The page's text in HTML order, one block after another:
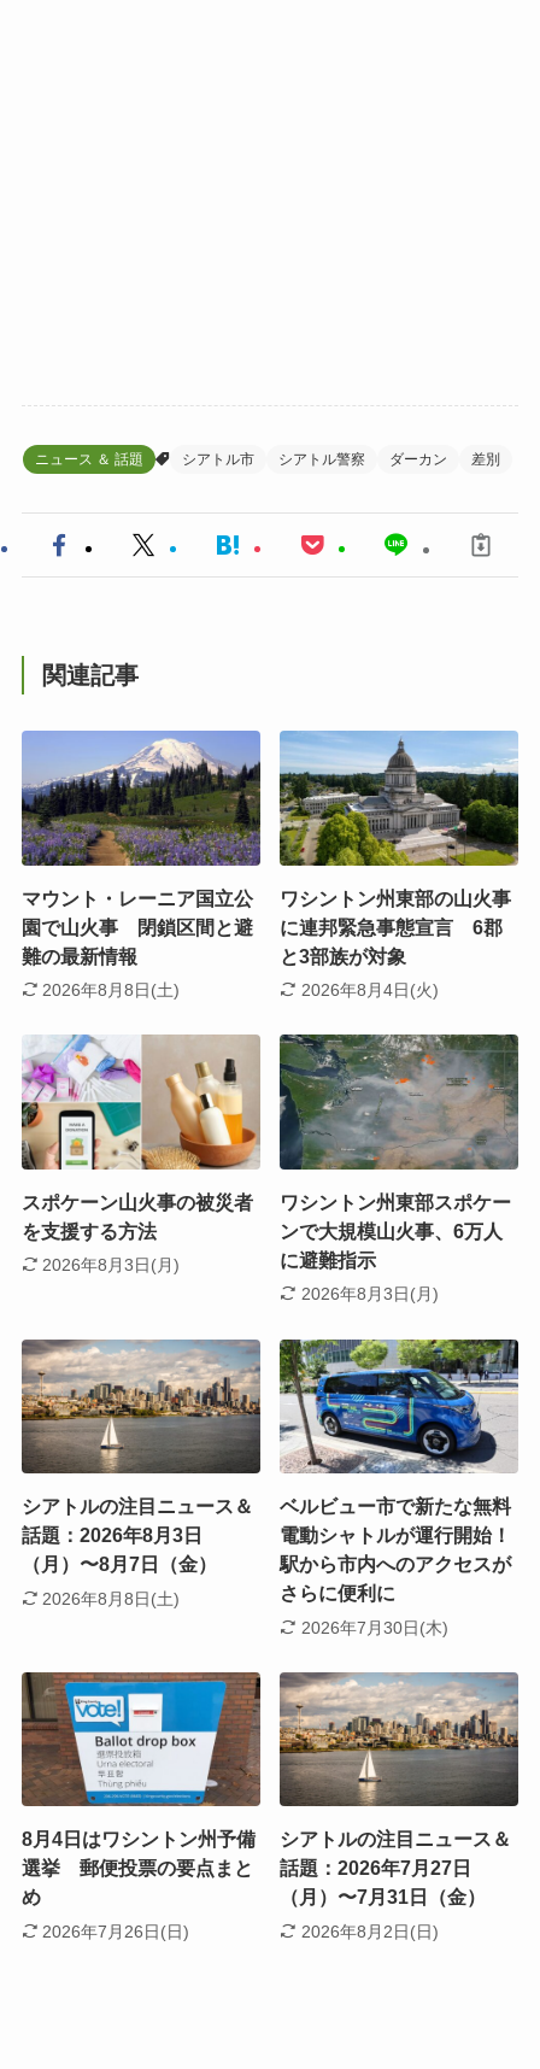
ニュース ＆ 話題 シアトル市 シアトル警察 ダーカン 差別
関連記事
マウント・レーニア国立公
園で山火事 閉鎖区間と避
難の最新情報
2026年8月8日(土)
ワシントン州東部の山火事
に連邦緊急事態宣言 6郡
と3部族が対象
2026年8月4日(火)
スポケーン山火事の被災者
を支援する方法
2026年8月3日(月)
ワシントン州東部スポケー
ンで大規模山火事、6万人
に避難指示
2026年8月3日(月)
シアトルの注目ニュース＆
話題：2026年8月3日
（月）〜8月7日（金）
2026年8月8日(土)
ベルビュー市で新たな無料
電動シャトルが運行開始！
駅から市内へのアクセスが
さらに便利に
2026年7月30日(木)
8月4日はワシントン州予備
選挙 郵便投票の要点まと
め
2026年7月26日(日)
シアトルの注目ニュース＆
話題：2026年7月27日
（月）〜7月31日（金）
2026年8月2日(日)